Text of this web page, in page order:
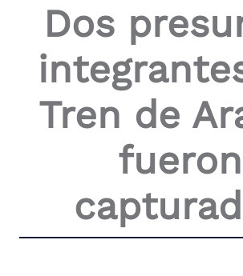
Dos
Tren de
fueron